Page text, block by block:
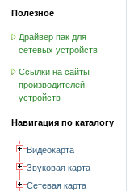
Полезное
Драйвер пак для
сетевых устройств
Ссылки на сайты
производителей
устройств
Навигация по каталогу
Видеокарта
Звуковая карта
Сетевая карта